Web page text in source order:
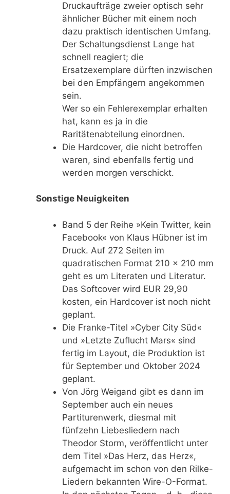
Druckaufträge zweier optisch sehr
ähnlicher Bücher mit einem noch
dazu praktisch identischen Umfang.
Der Schaltungsdienst Lange hat
schnell reagiert; die
Ersatzexemplare dürften inzwischen
bei den Empfängern angekommen
sein.
Wer so ein Fehlerexemplar erhalten
hat, kann es ja in die
Raritätenabteilung einordnen.
Die Hardcover, die nicht betroffen
waren, sind ebenfalls fertig und
werden morgen verschickt.
Sonstige Neuigkeiten
Band 5 der Reihe »Kein Twitter, kein
Facebook« von Klaus Hübner ist im
Druck. Auf 272 Seiten im
quadratischen Format 210 x 210 mm
geht es um Literaten und Literatur.
Das Softcover wird EUR 29,90
kosten, ein Hardcover ist noch nicht
geplant.
Die Franke-Titel »Cyber City Süd«
und »Letzte Zuflucht Mars« sind
fertig im Layout, die Produktion ist
für September und Oktober 2024
geplant.
Von Jörg Weigand gibt es dann im
September auch ein neues
Partiturenwerk, diesmal mit
fünfzehn Liebesliedern nach
Theodor Storm, veröffentlicht unter
dem Titel »Das Herz, das Herz«,
aufgemacht im schon von den Rilke-
Liedern bekannten Wire-O-Format.